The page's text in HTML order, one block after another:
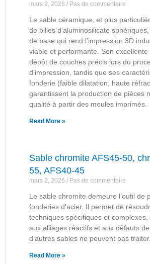
mars 2, 2026 Pas de commentaire
Le sable céramique, et plus
de billes d’aluminosilicate
de base qui rend l’impression 3D
viable et performante. Son
dépôt de couches précis lors du
d’impression, tandis que ses
fonderie (faible dilatation, haute
garantissent la production de pièces
qualité à partir des moules imprimés.
Read More »
Sable chromite AFS45-50,
55, AFS40-45
mars 2, 2026 Pas de commentaire
Le sable chromite demeure l’outil de
fonderies d’acier. Il permet de
techniques spécifiques et
aux alliages réactifs et aux défauts
d’autres sables ne peuvent pas traiter.
Read More »